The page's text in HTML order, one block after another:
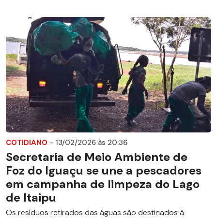
COTIDIANO - 13/02/2026 às 20:36
Secretaria de Meio Ambiente de
Foz do Iguaçu se une a pescadores
em campanha de limpeza do Lago
de Itaipu
Os resíduos retirados das águas são destinados à